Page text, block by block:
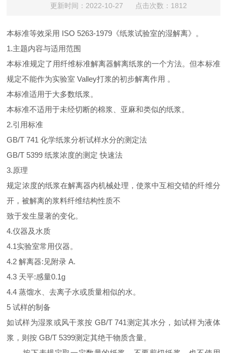
更新时间：2022-10-27 点击次数：1812
本标准等效采用 ISO 5263-1979《纸浆试验室的湿解离》。
1.主题内容与适用范围
本标准规定了用纤维标准解离器解离纸浆的一个方法。但本标准
规定不能作为实验室 Valley打浆的初步解离作用 。
本标准适用于大多数纸浆。
本标准不适用于未经切断的棉浆、亚麻和类似的纸浆。
2.引用标准
GB/T 741 化学纸浆分析试样水分的测定法
GB/T 5399 纸浆浓度的测定 快速法
3.原理
规定浓度的纸浆在解离器内机械处理，使浆中互相交错的纤维分
开，被解离的浆料纤维结构性质不
致于发生显著的变化。
4.仪器及水质
4.1实验室常用仪器。
4.2 解离器:见附录 A.
4.3 天平:感量0.1g
4.4 蒸馏水、去离子水或质量相似的水。
5 试样的制备
如试样为湿浆或风干浆按 GB/T 741测定其水分，如试样为液体
浆，则按 GB/T 5399测定其绝干物质含量。